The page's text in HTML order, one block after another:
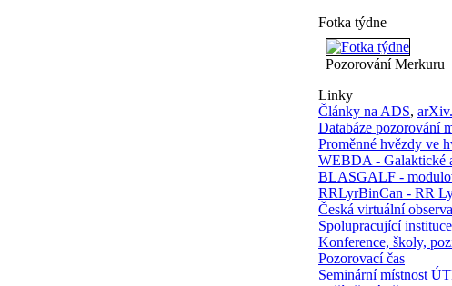
Fotka týdne
Pozorování Merkuru
Linky
Články na ADS,
Databáze pozorování
Proměnné hvězdy ve
WEBDA - Galaktické
BLASGALF -
RRLyrBinCan - RR
Česká virtuální
Spolupracující instituce
Konference, školy,
Pozorovací čas
Seminární místnost